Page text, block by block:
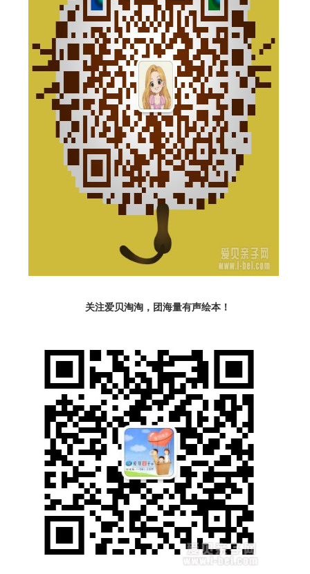
关注爱贝淘淘，团海量有声绘本！